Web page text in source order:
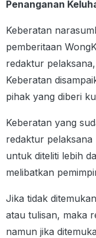
Penanganan
Keberatan
pemberitaan
redaktur
Keberatan
pihak yang diberi
Keberatan yang
redaktur
untuk diteliti lebih
melibatkan
Jika tidak
atau tulisan, maka
namun jika